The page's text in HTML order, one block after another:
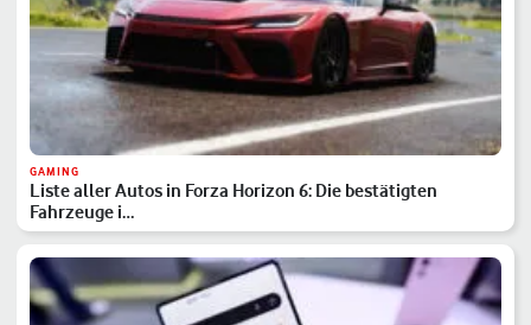
GAMING
Liste aller Autos in Forza Horizon 6: Die bestätigten
Fahrzeuge i…